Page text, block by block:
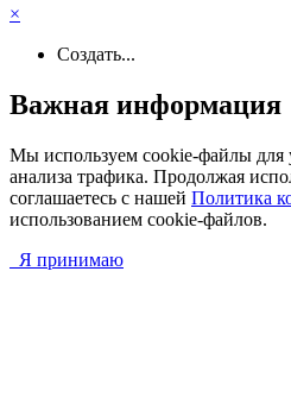
×
Создать...
Важная информация
Мы используем cookie-файлы для
анализа трафика. Продолжая
соглашаетесь с нашей Политика
использованием cookie-файлов.
Я принимаю